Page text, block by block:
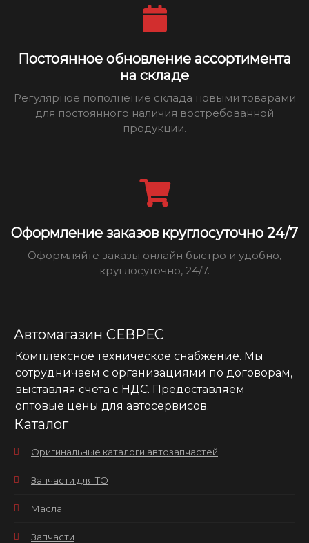
Постоянное обновление ассортимента
на складе
Регулярное пополнение склада новыми товарами
для постоянного наличия востребованной
продукции.
Оформление заказов круглосуточно 24/7
Оформляйте заказы онлайн быстро и удобно,
круглосуточно, 24/7.
Автомагазин СЕВРЕС
Комплексное техническое снабжение. Мы
сотрудничаем с организациями по договорам,
выставляя счета с НДС. Предоставляем
оптовые цены для автосервисов.
Каталог
Оригинальные каталоги автозапчастей
Запчасти для ТО
Масла
Запчасти